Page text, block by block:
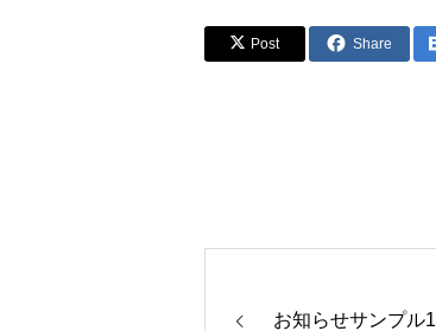
Post Share
お知らせサンプル1